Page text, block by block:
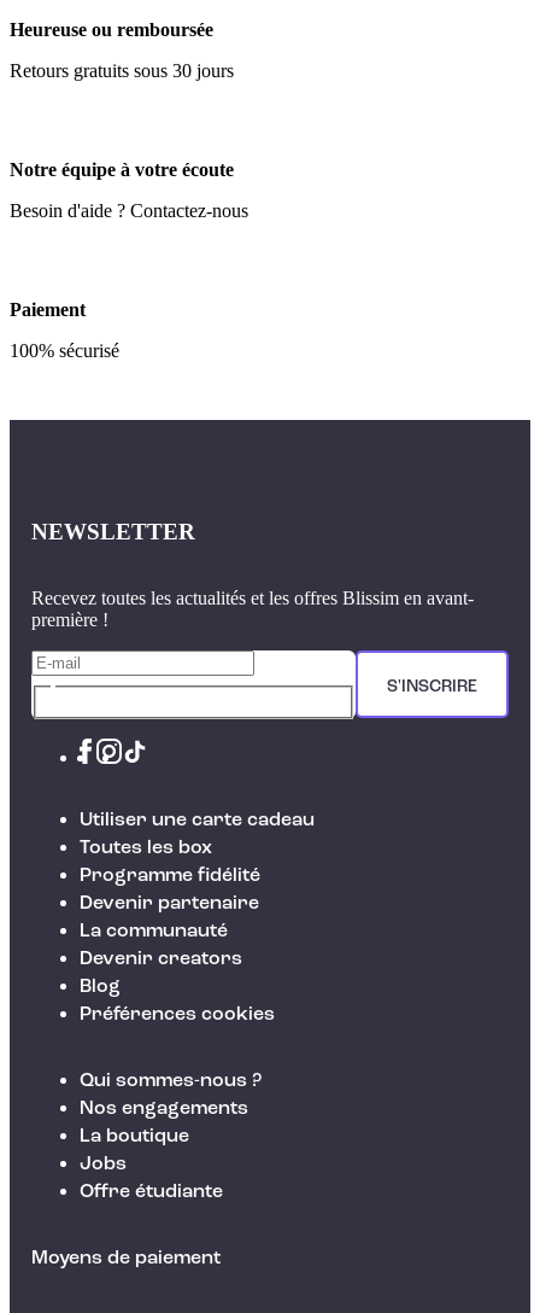
Heureuse ou remboursée
Retours gratuits sous 30 jours
Notre équipe à votre écoute
Besoin d'aide ? Contactez-nous
Paiement
100% sécurisé
NEWSLETTER
Recevez toutes les actualités et les offres Blissim en avant-
première !
S'INSCRIRE
Utiliser une carte cadeau
Toutes les box
Programme fidélité
Devenir partenaire
La communauté
Devenir creators
Blog
Préférences cookies
Qui sommes-nous ?
Nos engagements
La boutique
Jobs
Offre étudiante
Moyens de paiement